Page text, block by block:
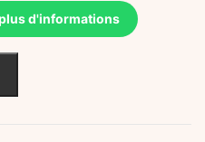
d'informations